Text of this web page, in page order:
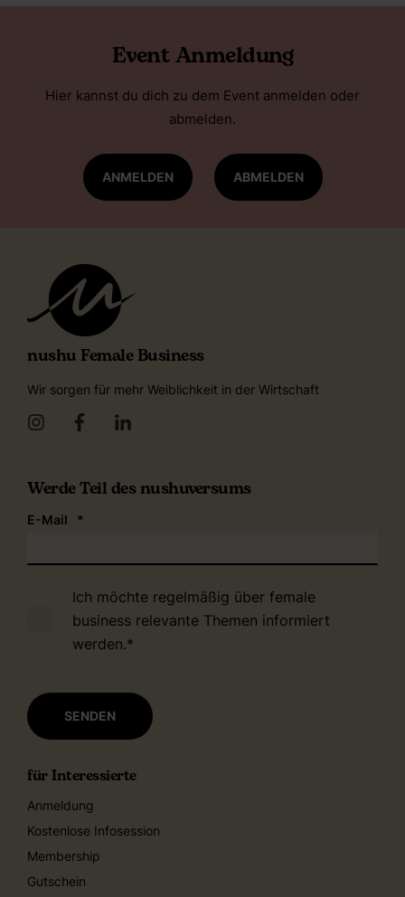
Event Anmeldung
Hier kannst du dich zu dem Event anmelden oder
abmelden.
ANMELDEN ABMELDEN
nushu Female Business
Wir sorgen für mehr Weiblichkeit in der Wirtschaft
Werde Teil des nushuversums
E-Mail *
Ich möchte regelmäßig über female
business relevante Themen informiert
werden.*
für Interessierte
Anmeldung
Kostenlose Infosession
Membership
Gutschein